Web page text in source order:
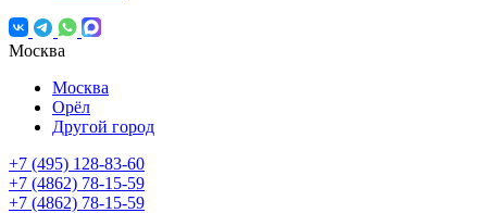
Москва
Москва
Орёл
Другой город
+7 (495) 128-83-60
+7 (4862) 78-15-59
+7 (4862) 78-15-59